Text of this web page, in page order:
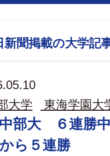
新聞掲載の大学記
大学 東海学園大
部大 ６連勝
ら５連勝